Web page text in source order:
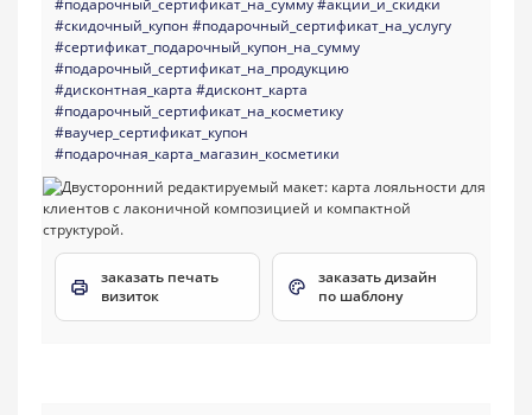
#подарочный_сертификат_на_сумму#акции_и_скидки
#скидочный_купон #подарочный_сертификат_на_услугу
#сертификат_подарочный_купон_на_сумму
#подарочный_сертификат_на_продукцию
#дисконтная_карта #дисконт_карта
#подарочный_сертификат_на_косметику
#ваучер_сертификат_купон
#подарочная_карта_магазин_косметики
заказать печать
визиток
заказать дизайн
по шаблону